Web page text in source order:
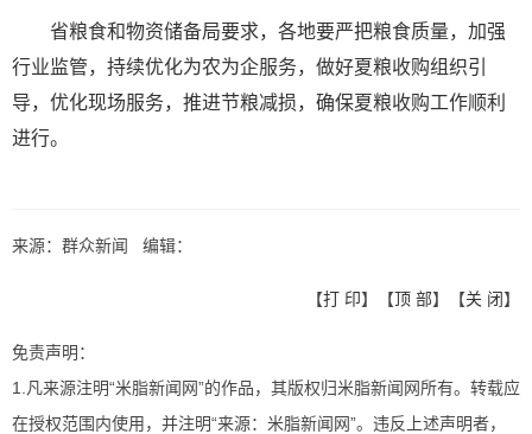
省粮食和物资储备局要求，各地要严把粮食质量，加强
行业监管，持续优化为农为企服务，做好夏粮收购组织引
导，优化现场服务，推进节粮减损，确保夏粮收购工作顺利
进行。
来源：群众新闻 编辑：
【打 印】【顶 部】【关 闭】
免责声明：
1.凡来源注明“米脂新闻网”的作品，其版权归米脂新闻网所有。转载应
在授权范围内使用，并注明“来源：米脂新闻网”。违反上述声明者，